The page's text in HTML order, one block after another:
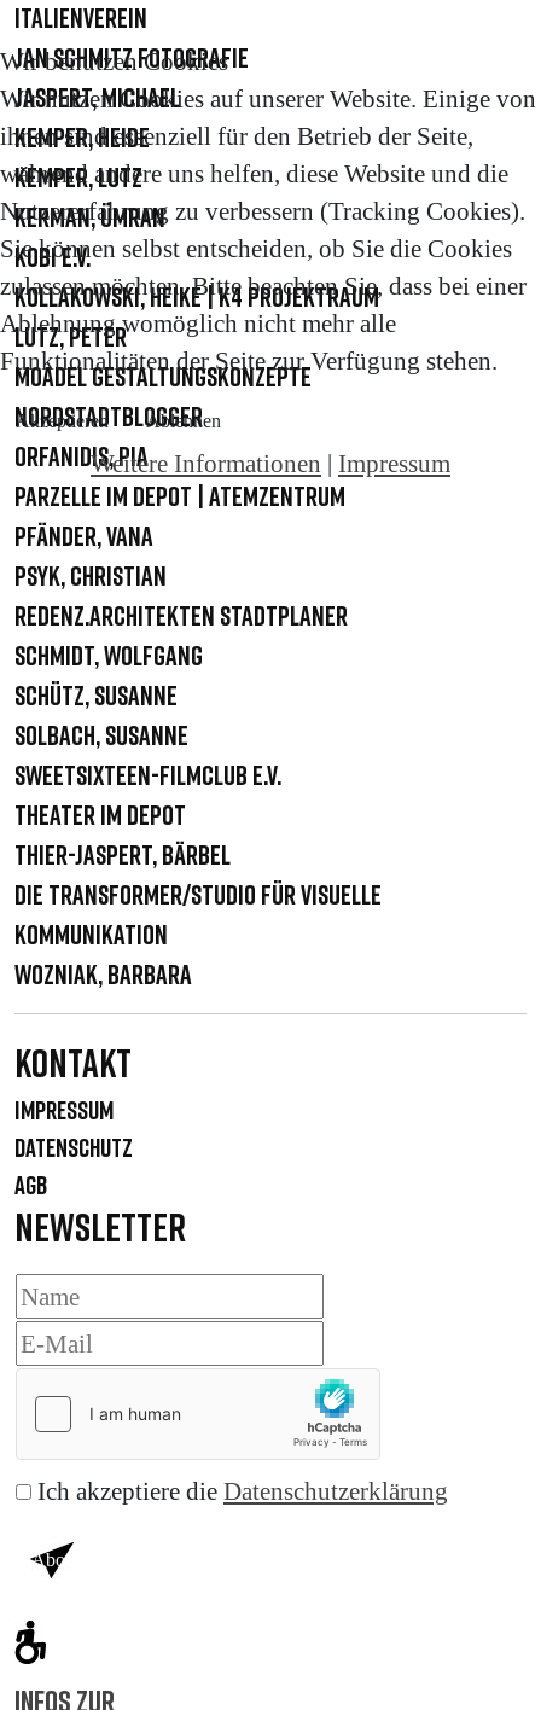
Italienverein
Jan Schmitz Fotografie
Jaspert, Michael
Kemper, Heide
Kemper, Lutz
Kerman, Ümran
KOBI e.V.
Kollakowski, Heike | K4 Projektraum
Lutz, Peter
Moadel Gestaltungskonzepte
Nordstadtblogger
Orfanidis, Pia
Parzelle im Depot | Atemzentrum
Pfänder, Vana
Psyk, Christian
Redenz.Architekten Stadtplaner
Schmidt, Wolfgang
Schütz, Susanne
Solbach, Susanne
sweetSixteen-filmclub e.V.
Theater im Depot
Thier-Jaspert, Bärbel
Die Transformer/Studio für visuelle
Kommunikation
Wozniak, Barbara
Kontakt
IMPRESSUM
DATENSCHUTZ
AGB
NEWSLETTER
Ich akzeptiere die Datenschutzerklärung
Abonnieren
INFOS ZUR
Wir benutzen Cookies
Wir nutzen Cookies auf unserer Website. Einige von
ihnen sind essenziell für den Betrieb der Seite,
während andere uns helfen, diese Website und die
Nutzererfahrung zu verbessern (Tracking Cookies).
Sie können selbst entscheiden, ob Sie die Cookies
zulassen möchten. Bitte beachten Sie, dass bei einer
Ablehnung womöglich nicht mehr alle
Funktionalitäten der Seite zur Verfügung stehen.
Akzeptieren Ablehnen
Weitere Informationen | Impressum